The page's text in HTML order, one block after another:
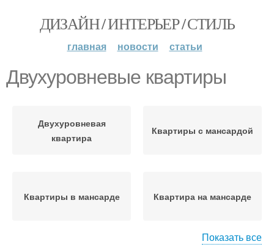
ДИЗАЙН / ИНТЕРЬЕР / СТИЛЬ
главная новости статьи
Двухуровневые квартиры
Двухуровневая
квартира
Квартиры с мансардой
Квартиры в мансарде Квартира на мансарде
Показать все